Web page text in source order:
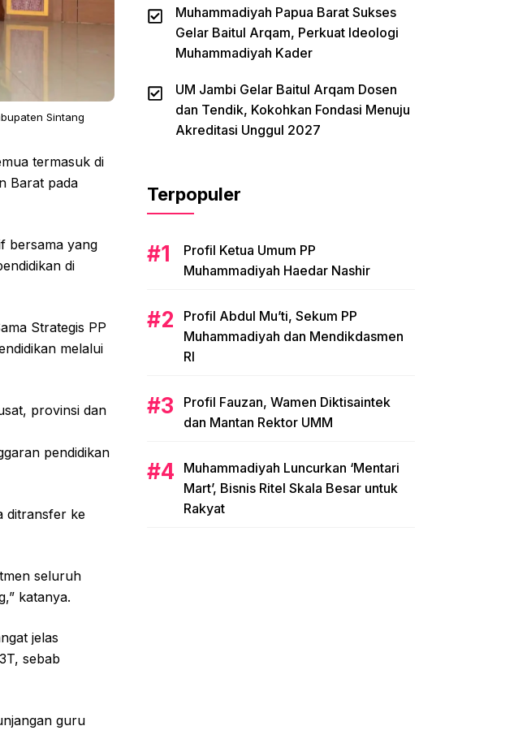
Sintang
termasuk di
Barat pada
bersama yang
di
Strategis PP
melalui
provinsi dan
pendidikan
ditransfer ke
seluruh
katanya.
jelas
sebab
guru
Muhammadiyah Papua Barat Sukses
Gelar Baitul Arqam, Perkuat Ideologi
Muhammadiyah Kader
UM Jambi Gelar Baitul Arqam Dosen
dan Tendik, Kokohkan Fondasi Menuju
Akreditasi Unggul 2027
Terpopuler
Profil Ketua Umum PP
Muhammadiyah Haedar Nashir
Profil Abdul Mu’ti, Sekum PP
Muhammadiyah dan Mendikdasmen
RI
Profil Fauzan, Wamen Diktisaintek
dan Mantan Rektor UMM
Muhammadiyah Luncurkan ‘Mentari
Mart’, Bisnis Ritel Skala Besar untuk
Rakyat